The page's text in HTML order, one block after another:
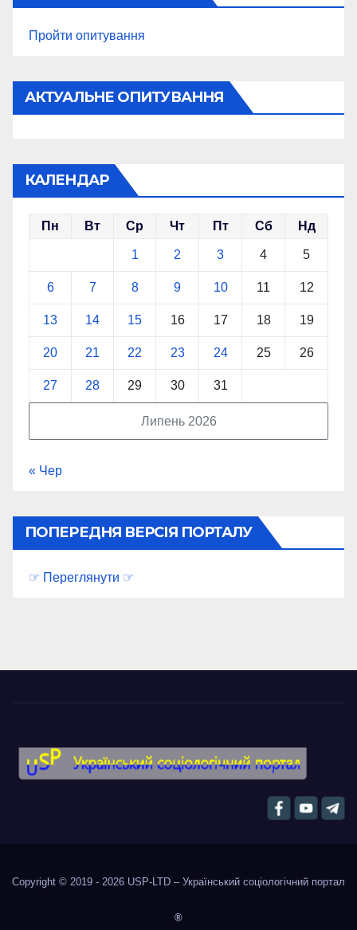
Пройти опитування
АКТУАЛЬНЕ ОПИТУВАННЯ
КАЛЕНДАР
Липень 2026
Пн Вт Ср Чт Пт Сб Нд
1 2 3 4 5
6 7 8 9 10 11 12
13 14 15 16 17 18 19
20 21 22 23 24 25 26
27 28 29 30 31
« Чер
ПОПЕРЕДНЯ ВЕРСІЯ ПОРТАЛУ
☞ Переглянути ☞
Copyright © 2019 - 2026 USP-LTD – Український соціологічний портал
®